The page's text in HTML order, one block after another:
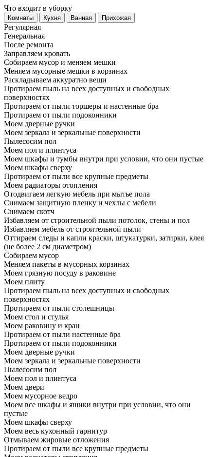
Что входит в уборку
Регу­лярная
Гене­ральная
После ремонта
Заправляем кровать
Собираем мусор и меняем мешки
Меняем мусорные мешки в корзинах
Раскладываем аккуратно вещи
Протираем пыль на всех доступных и свободных
поверхностях
Протираем от пыли торшеры и настенные бра
Протираем от пыли подоконники
Моем дверные ручки
Моем зеркала и зеркальные поверхности
Пылесосим пол
Моем пол и плинтуса
Моем шкафы и тумбы внутри при условии, что они пустые
Моем шкафы сверху
Протираем от пыли все крупные предметы
Моем радиаторы отопления
Отодвигаем легкую мебель при мытье пола
Снимаем защитную пленку и чехлы с мебели
Снимаем скотч
Избавляем от строительной пыли потолок, стены и пол
Избавляем мебель от строительной пыли
Оттираем следы и капли краски, штукатурки, затирки, клея
(не более 2 см диаметром)
Собираем мусор
Меняем пакеты в мусорных корзинах
Моем грязную посуду в раковине
Моем плиту
Протираем пыль на всех доступных и свободных
поверхностях
Протираем от пыли столешницы
Моем стол и стулья
Моем раковину и кран
Протираем от пыли настенные бра
Протираем от пыли подоконники
Моем дверные ручки
Моем зеркала и зеркальные поверхности
Пылесосим пол
Моем пол и плинтуса
Моем двери
Моем мусорное ведро
Моем все шкафы и ящики внутри при условии, что они
пустые
Моем шкафы сверху
Моем весь кухонный гарнитур
Отмываем жировые отложения
Протираем от пыли все крупные предметы